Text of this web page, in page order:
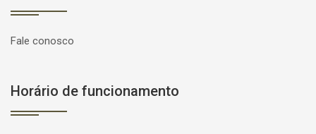
Fale conosco
Horário de funcionamento